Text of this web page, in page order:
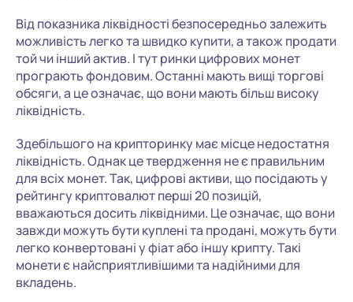
Від показника ліквідності безпосередньо залежить
можливість легко та швидко купити, а також продати
той чи інший актив. І тут ринки цифрових монет
програють фондовим. Останні мають вищі торгові
обсяги, а це означає, що вони мають більш високу
ліквідність.
Здебільшого на крипторинку має місце недостатня
ліквідність. Однак це твердження не є правильним
для всіх монет. Так, цифрові активи, що посідають у
рейтингу криптовалют перші 20 позицій,
вважаються досить ліквідними. Це означає, що вони
завжди можуть бути куплені та продані, можуть бути
легко конвертовані у фіат або іншу крипту. Такі
монети є найсприятливішими та надійними для
вкладень.